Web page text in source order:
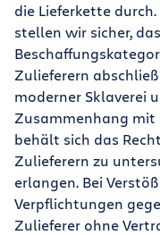
die Lieferkette
stellen wir sicher,
Zulieferern
moderner Sklaverei
Zusammenhang mit
behält sich das
Zulieferern zu
erlangen. Bei
Verpflichtungen
Zulieferer ohne